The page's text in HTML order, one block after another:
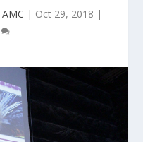
| Oct 29, 2018 |